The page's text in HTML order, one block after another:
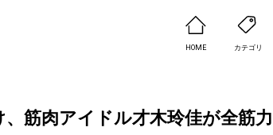
HOME カテゴリ
筋肉アイドル才木玲佳が全筋